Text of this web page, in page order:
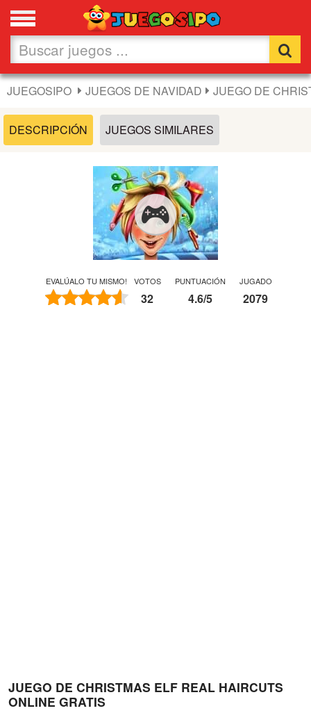
Favoritos
Nuevos
Flash
Acción
Chicas
Fútbol
Animaciones
JUEGOSIPO JUEGOS DE NAVIDAD JUEGO DE
DESCRIPCIÓN JUEGOS SIMILARES
EVALÚALO TU MISMO! VOTOS
32
PUNTUACIÓN
4.6/5
JUGADO
2079
JUEGO DE CHRISTMAS ELF REAL HAIRCUTS
ONLINE GRATIS